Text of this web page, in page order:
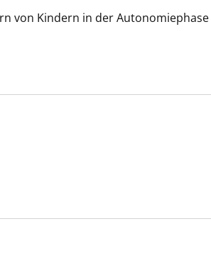
von Kindern in der Autonomiephase